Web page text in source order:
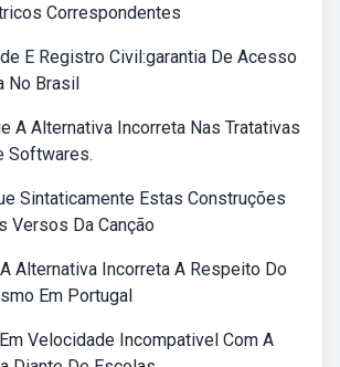
Correspondentes
E Registro Civil:garantia De Acesso
No Brasil
A Alternativa Incorreta Nas Tratativas
Softwares.
Sintaticamente Estas Construções
Versos Da Canção
Alternativa Incorreta A Respeito Do
Em Portugal
Velocidade Incompativel Com A